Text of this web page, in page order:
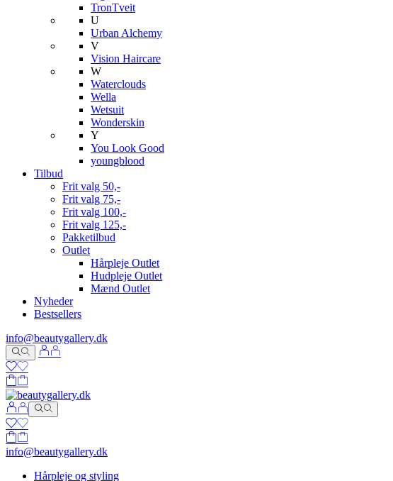
TronTveit
U
Urban Alchemy
V
Vision Haircare
W
Waterclouds
Wella
Wetsuit
Wonderskin
Y
You Look Good
youngblood
Tilbud
Frit valg 50,-
Frit valg 75,-
Frit valg 100,-
Frit valg 125,-
Pakketilbud
Outlet
Hårpleje Outlet
Hudpleje Outlet
Mænd Outlet
Nyheder
Bestsellers
info@beautygallery.dk
info@beautygallery.dk
Hårpleje og styling